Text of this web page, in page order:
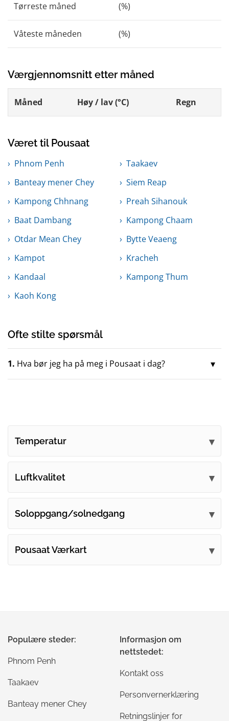
Tørreste måned (%)
Våteste måneden (%)
Værgjennomsnitt etter måned
Måned Høy / lav (°C) Regn
Været til Pousaat
Phnom Penh
Taakaev
Banteay mener Chey
Siem Reap
Kampong Chhnang
Preah Sihanouk
Baat Dambang
Kampong Chaam
Otdar Mean Chey
Bytte Veaeng
Kampot
Kracheh
Kandaal
Kampong Thum
Kaoh Kong
Ofte stilte spørsmål
1. Hva bør jeg ha på meg i Pousaat i dag?
Temperatur
Luftkvalitet
Soloppgang/solnedgang
Pousaat Værkart
Populære steder:
Phnom Penh
Taakaev
Banteay mener Chey
Informasjon om
nettstedet:
Kontakt oss
Personvernerklæring
Retningslinjer for